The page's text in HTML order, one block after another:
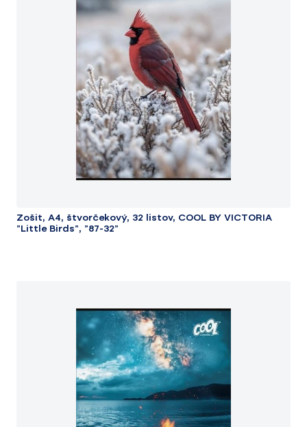
Zošit, A4, štvorčekový, 32 listov, COOL BY VICTORIA
"Little Birds", "87-32"